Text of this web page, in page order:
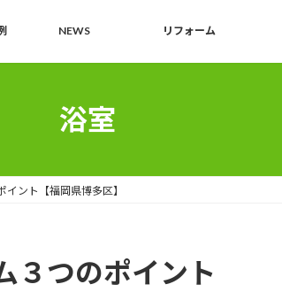
NEWS リフォーム
浴室
ント【福岡県博多区】
３つのポイント